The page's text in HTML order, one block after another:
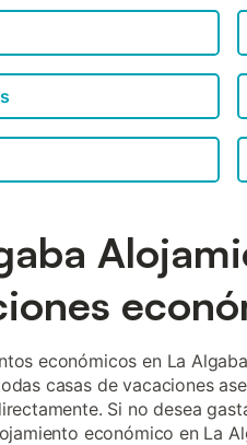
económicos en La
casas de vacaciones
Si no desea
económico en La